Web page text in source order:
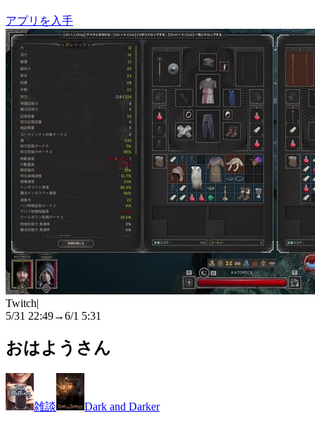
アプリを入手
Twitch|
5/31 22:49→6/1 5:31
おはようさん
雑談 Dark and Darker